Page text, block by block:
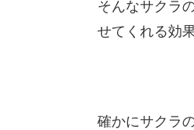
そんなサクラ
せてくれる効
確かにサクラ